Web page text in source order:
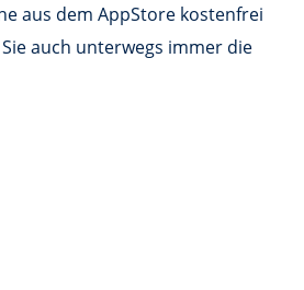
aus dem AppStore kostenfrei
auch unterwegs immer die